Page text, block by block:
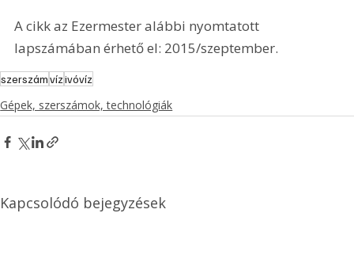
A cikk az Ezermester alábbi nyomtatott
lapszámában érhető el: 2015/szeptember.
szerszámvízivóvíz
Gépek, szerszámok, technológiák
Kapcsolódó bejegyzések